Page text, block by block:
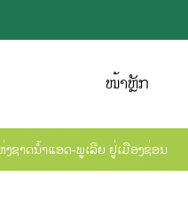
ໜ້າຫຼັກ
ຊາດນໍ້າແອດ-ພູເລີຍ ຢູ່ເມືອງຊ່ອນ